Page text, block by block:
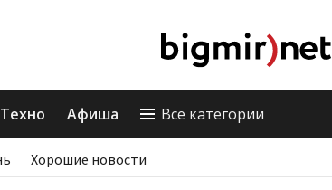
Техно Афиша Все категории
Хорошие новости